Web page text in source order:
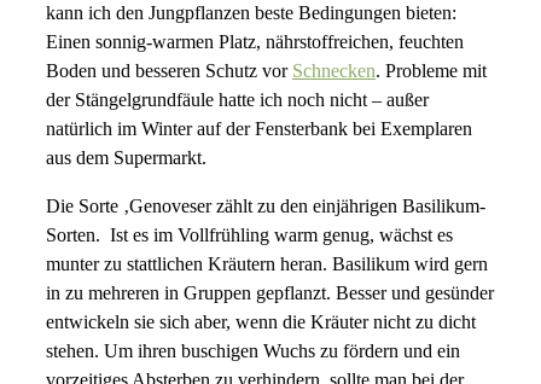
kann ich den Jungpflanzen beste Bedingungen bieten:
Einen sonnig-warmen Platz, nährstoffreichen, feuchten
Boden und besseren Schutz vor Schnecken. Probleme mit
der Stängelgrundfäule hatte ich noch nicht – außer
natürlich im Winter auf der Fensterbank bei Exemplaren
aus dem Supermarkt.
Die Sorte ‚Genoveser zählt zu den einjährigen Basilikum-
Sorten. Ist es im Vollfrühling warm genug, wächst es
munter zu stattlichen Kräutern heran. Basilikum wird gern
in zu mehreren in Gruppen gepflanzt. Besser und gesünder
entwickeln sie sich aber, wenn die Kräuter nicht zu dicht
stehen. Um ihren buschigen Wuchs zu fördern und ein
vorzeitiges Absterben zu verhindern, sollte man bei der